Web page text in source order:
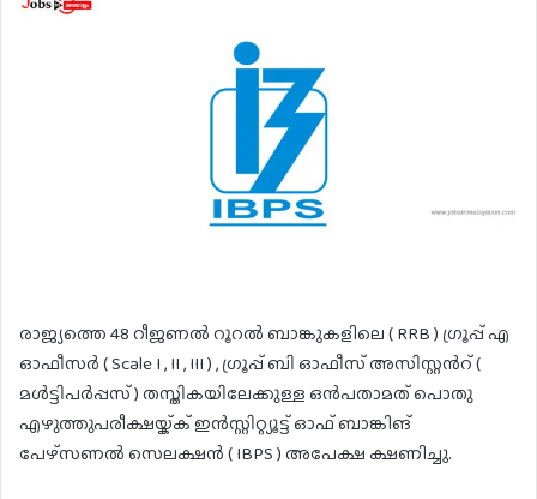
രാജ്യത്തെ 48 റീജണൽ റൂറൽ ബാങ്കുകളിലെ ( RRB ) ഗ്രൂപ്പ് എ
ഓഫീസർ ( Scale I , II , III ) , ഗ്രൂപ്പ് ബി ഓഫീസ് അസിസ്റ്റൻറ് (
മൾട്ടിപർപ്പസ് ) തസ്തികയിലേക്കുള്ള ഒൻപതാമത് പൊതു
എഴുത്തുപരീക്ഷയ്ക്ക് ഇൻസ്റ്റിറ്റ്യൂട്ട് ഓഫ് ബാങ്കിങ്
പേഴ്സണൽ സെലക്ഷൻ ( IBPS ) അപേക്ഷ ക്ഷണിച്ചു.